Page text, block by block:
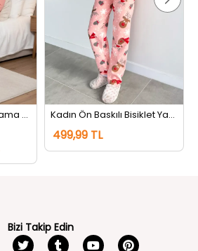
Baskılı Polar Kadın Pijama Takımı Pembe Kadın Ön Baskılı Bisiklet Yaka Polar Pijama Takımı Pudra
499,99 TL
Bizi Takip Edin